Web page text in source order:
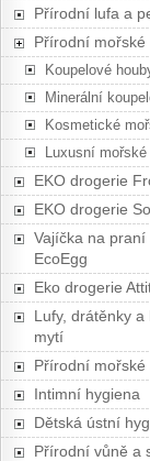
Přírodní lufa a
Přírodní mořské
Koupelové
Minerální
Kosmetické
Luxusní mořské
EKO drogerie
EKO drogerie
Vajíčka na
EcoEgg
Eko drogerie
Lufy, drátěnky a
mytí
Přírodní mořské
Intimní hygiena
Dětská ústní
Přírodní vůně a